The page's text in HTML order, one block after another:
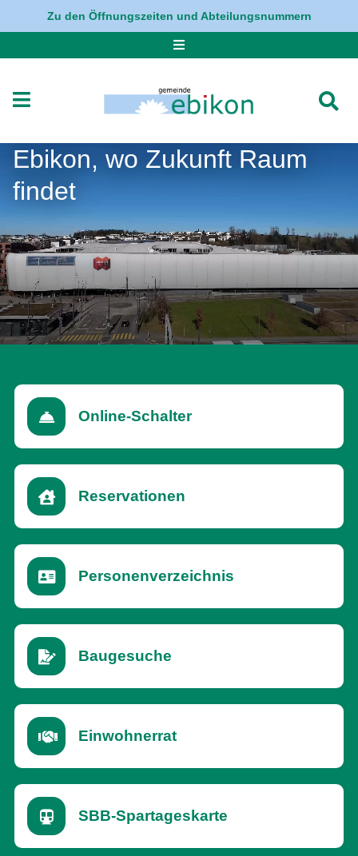
Navigation überspringen
Zu den Öffnungszeiten und Abteilungsnummern
Ebikon, wo Zukunft Raum
findet
Online-Schalter
Reservationen
Personenverzeichnis
Baugesuche
Einwohnerrat
SBB-Spartageskarte